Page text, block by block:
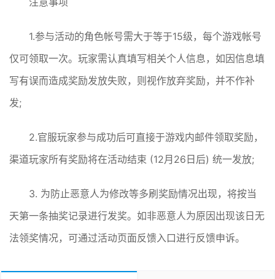
1.参与活动的角色帐号需大于等于15级，每个游戏帐号
仅可领取一次。玩家需认真填写相关个人信息，如因信息填
写有误而造成奖励发放失败，则视作放弃奖励，并不作补
发;
2.官服玩家参与成功后可直接于游戏内邮件领取奖励，
渠道玩家所有奖励将在活动结束 (12月26日后) 统一发放;
3. 为防止恶意人为修改等多刷奖励情况出现，将按当
天第一条抽奖记录进行发奖。如非恶意人为原因出现该日无
法领奖情况，可通过活动页面反馈入口进行反馈申诉。